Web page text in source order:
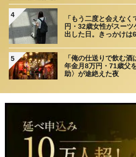
4
「もう二度と会えな
円・32歳女性がスー
出した日。きっかけは
5
「俺の仕送りで飲む
年金月8万円・71歳父
助〉が途絶えた夜